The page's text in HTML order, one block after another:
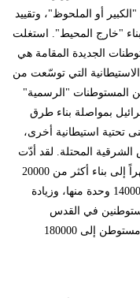
أو الملحوظ"، وتقييد
"خارج المحيط". استغلت
الجديدة المقامة هي
التي توسّعت من
المستوطنات "الرسمية"
بمواصلة بناء طرق
تحتية استيطانية أخرى،
المحتلة. لقد أدّت
سياسات نتنياهو الذي حكم لمدة 32 شهراً إلى بناء أكثر من 20000
وحدة سكنية استيطانية، وبيع اكثر من 14000 وحدة منها، وزيادة
في القدس
الشرقية) بأكثر من 20% (من 153000 مستوطن إلى 180000